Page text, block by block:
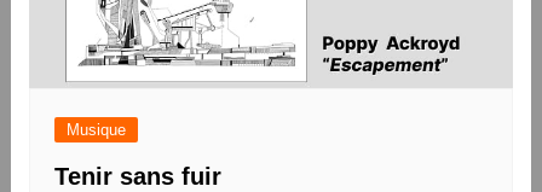
Musique
Tenir sans fuir